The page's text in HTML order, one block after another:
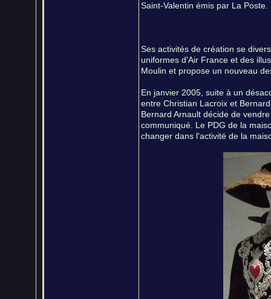
Saint-Valentin émis par La Poste.
Ses activités de création se
uniformes d'Air France et des
Moulin et propose un nouveau
En janvier 2005, suite à un
entre Christian Lacroix et
Bernard Arnault décide de
communiqué. Le PDG de la
changer dans l'activité de la